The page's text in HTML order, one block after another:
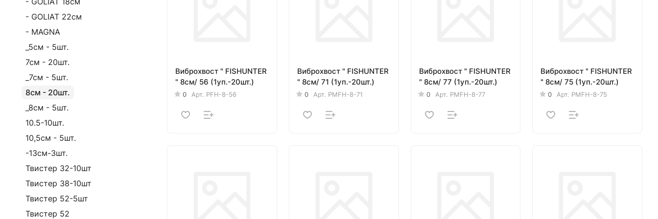
Виброхвост " FISHUNTER
" 8см/ 56 (1уп.-20шт.)
0 Арт. PFH-8-56
Виброхвост " FISHUNTER
" 8см/ 71 (1уп.-20шт.)
0 Арт. PMFH-8-71
Виброхвост " FISHUNTER
" 8см/ 77 (1уп.-20шт.)
0 Арт. PMFH-8-77
Виброхвост " FISHUNTER
" 8см/ 75 (1уп.-20шт.)
0 Арт. PMFH-8-75
- GOLIAT 22см
- MAGNA
_5см - 5шт.
7см - 20шт.
_7см - 5шт.
8см - 20шт.
_8см - 5шт.
10.5-10шт.
10,5см - 5шт.
-13см-3шт.
Твистер 32-10шт
Твистер 38-10шт
Твистер 52-5шт
Твистер 52